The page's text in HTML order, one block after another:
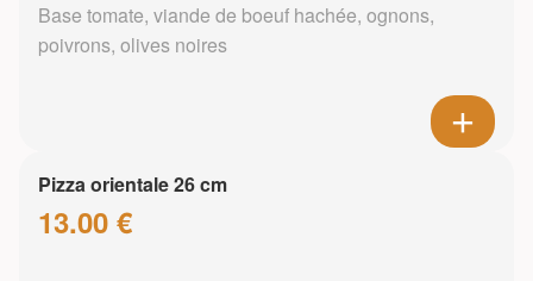
Base tomate, viande de boeuf hachée, ognons,
poivrons, olives noires
Pizza orientale 26 cm
13.00 €